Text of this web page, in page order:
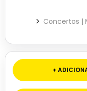
Concertos |
+